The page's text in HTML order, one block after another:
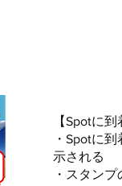
【Spotに到
・Spotに
示される
・スタン